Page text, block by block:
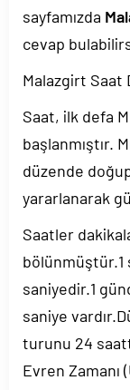
sayfamızda
cevap
Malazgirt Saat
Saat, ilk defa
başlanmıştır.
düzende
yararlanarak
Saatler
bölünmüştür.1
saniyedir.1
saniye
turunu 24
Evren Zamanı